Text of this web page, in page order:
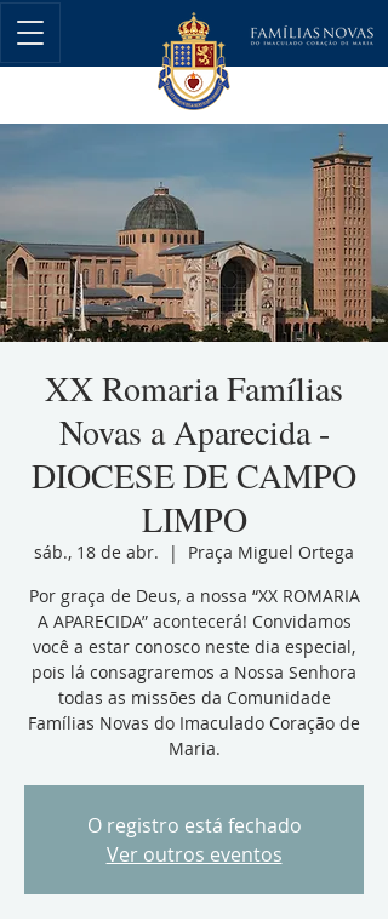
XX Romaria Famílias
Novas a Aparecida -
DIOCESE DE CAMPO
LIMPO
sáb., 18 de abr.
  |
Praça Miguel Ortega
Por graça de Deus, a nossa “XX ROMARIA
A APARECIDA” acontecerá! Convidamos
você a estar conosco neste dia especial,
pois lá consagraremos a Nossa Senhora
todas as missões da Comunidade
Famílias Novas do Imaculado Coração de
Maria.
O registro está fechado
Ver outros eventos